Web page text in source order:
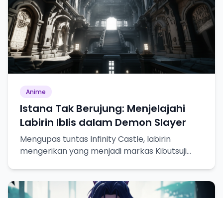
Anime
Istana Tak Berujung: Menjelajahi
Labirin Iblis dalam Demon Slayer
Mengupas tuntas Infinity Castle, labirin
mengerikan yang menjadi markas Kibutsuji